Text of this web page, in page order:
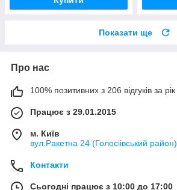
Показати ще
Про нас
100% позитивних з 206 відгуків за рік
Працює з 29.01.2015
м. Київ
вул.Ракетна 24 (Голосіівський
Контакти
Сьогодні працює з 10:00 до 17:00